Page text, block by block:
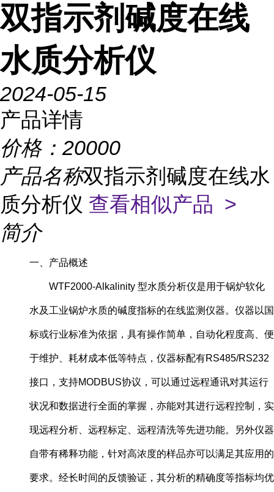
双指示剂碱度在线
水质分析仪
2024-05-15
产品详情
价格： 20000
产品名称双指示剂碱度在线水
质分析仪 查看相似产品 >
简介
一、产品概述
WTF2000-Alkalinity 型水质分析仪是用于锅炉软化
水及工业锅炉水质的碱度指标的在线监测仪器。仪器以国
标或行业标准为依据，具有操作简单，自动化程度高、便
于维护、耗材成本低等特点，仪器标配有RS485/RS232
接口，支持MODBUS协议，可以通过远程通讯对其运行
状况和数据进行全面的掌握，亦能对其进行远程控制，实
现远程分析、远程标定、远程清洗等先进功能。另外仪器
自带有稀释功能，针对高浓度的样品亦可以满足其应用的
要求。经长时间的反馈验证，其分析的精确度等指标均优